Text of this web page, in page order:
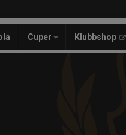
Cuper Klubbshop